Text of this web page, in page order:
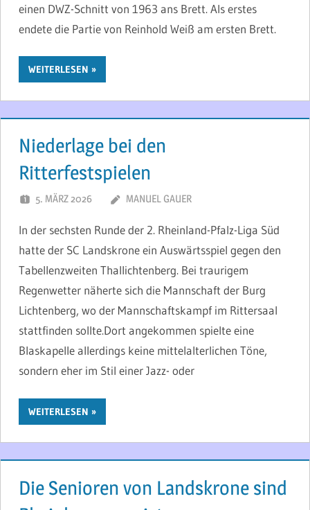
einen DWZ-Schnitt von 1963 ans Brett. Als erstes
endete die Partie von Reinhold Weiß am ersten Brett.
WEITERLESEN
Niederlage bei den
Ritterfestspielen
5. MÄRZ 2026 MANUEL GAUER
In der sechsten Runde der 2. Rheinland-Pfalz-Liga Süd
hatte der SC Landskrone ein Auswärtsspiel gegen den
Tabellenzweiten Thallichtenberg. Bei traurigem
Regenwetter näherte sich die Mannschaft der Burg
Lichtenberg, wo der Mannschaftskampf im Rittersaal
stattfinden sollte.Dort angekommen spielte eine
Blaskapelle allerdings keine mittelalterlichen Töne,
sondern eher im Stil einer Jazz- oder
WEITERLESEN
Die Senioren von Landskrone sind